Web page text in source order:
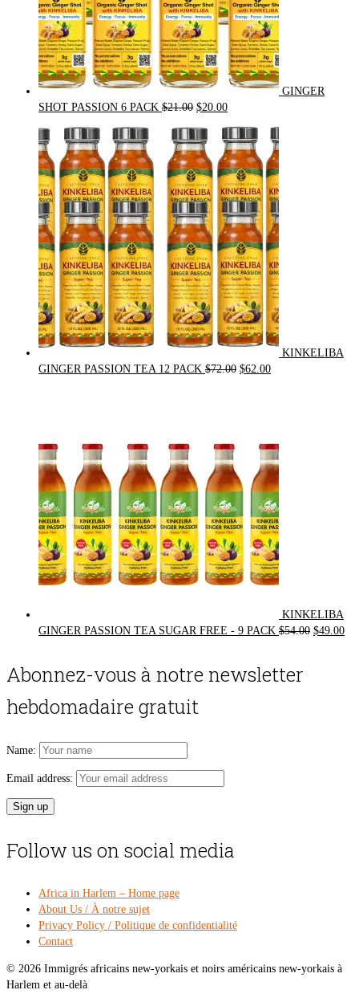
GINGER
SHOT PASSION 6 PACK $21.00 Original
was:
$21.00.
$20.00Current
is:
$20.00.
KINKELIBA
GINGER PASSION TEA 12 PACK $72.00 Original
$62.00Current
KINKELIBA
GINGER PASSION TEA SUGAR FREE - 9 PACK $54.00 Original
$49.00
Abonnez-vous à notre newsletter
hebdomadaire gratuit
Name:
Email address:
Follow us on social media
Africa in Harlem – Home page
About Us / À notre sujet
Privacy Policy / Politique de confidentialité
Contact
© 2026 Immigrés africains new-yorkais et noirs américains new-yorkais à
Harlem et au-delà